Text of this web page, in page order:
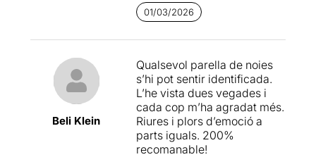
01/03/2026
Beli Klein
Qualsevol parella de noies
s’hi pot sentir identificada.
L’he vista dues vegades i
cada cop m’ha agradat més.
Riures i plors d’emoció a
parts iguals. 200%
recomanable!